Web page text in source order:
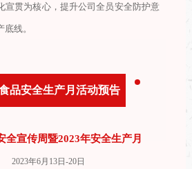
宣贯为核心，提升公司全员安全防护意
线。
品安全生产月活动预告
全宣传周暨2023年安全生产月
2023年6月13日-20日